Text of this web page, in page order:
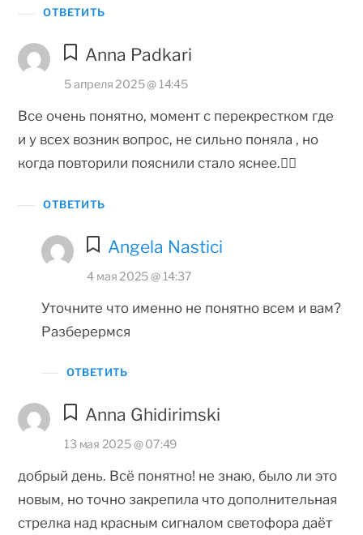
ОТВЕТИТЬ
Anna Padkari
5 апреля 2025 @ 14:45
Все очень понятно, момент с перекрестком где
и у всех возник вопрос, не сильно поняла , но
когда повторили пояснили стало яснее.👍🏻
ОТВЕТИТЬ
Angela Nastici
4 мая 2025 @ 14:37
Уточните что именно не понятно всем и вам?
Разберермся
ОТВЕТИТЬ
Anna Ghidirimski
13 мая 2025 @ 07:49
добрый день. Всё понятно! не знаю, было ли это
новым, но точно закрепила что дополнительная
стрелка над красным сигналом светофора даёт